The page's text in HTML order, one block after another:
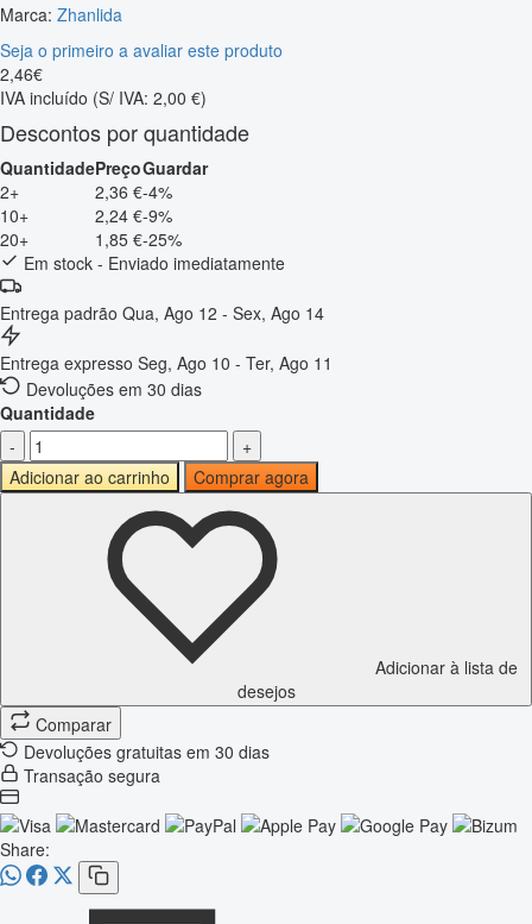
Marca: Zhanlida
Seja o primeiro a avaliar este produto
2,46€
IVA incluído (S/ IVA: 2,00 €)
Descontos por quantidade
QuantidadePreçoGuardar
2+
2,36 €-4%
10+
2,24 €-9%
20+
1,85 €-25%
Em stock - Enviado imediatamente
Entrega padrão Qua, Ago 12 - Sex, Ago 14
Entrega expresso Seg, Ago 10 - Ter, Ago 11
Devoluções em 30 dias
Quantidade
-
+
Adicionar ao carrinho
Comprar agora
Adicionar à lista de
desejos
Comparar
Devoluções gratuitas em 30 dias
Transação segura
Share: